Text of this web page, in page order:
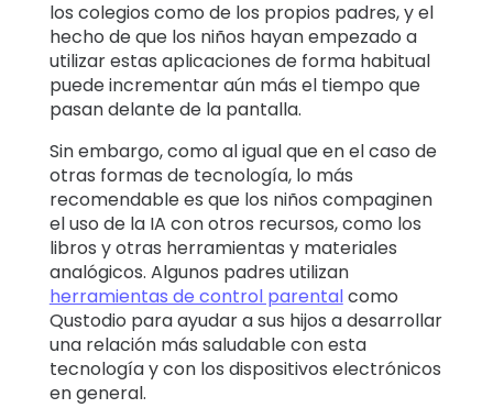
los colegios como de los propios padres, y el
hecho de que los niños hayan empezado a
utilizar estas aplicaciones de forma habitual
puede incrementar aún más el tiempo que
pasan delante de la pantalla.
Sin embargo, como al igual que en el caso de
otras formas de tecnología, lo más
recomendable es que los niños compaginen
el uso de la IA con otros recursos, como los
libros y otras herramientas y materiales
analógicos. Algunos padres utilizan
herramientas de control parentalcomo
Qustodio para ayudar a sus hijos a desarrollar
una relación más saludable con esta
tecnología y con los dispositivos electrónicos
en general.